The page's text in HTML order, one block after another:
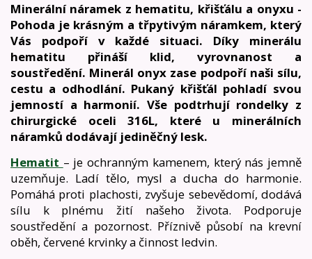
Minerální náramek z hematitu, křišťálu a onyxu -
Pohoda je krásným a třpytivým náramkem, který
Vás podpoří v každé situaci. Díky minerálu
hematitu přináší klid, vyrovnanost a
soustředění. Minerál onyx zase podpoří naši sílu,
cestu a odhodlání. Pukaný křišťál pohladí svou
jemností a harmonií. Vše podtrhují rondelky z
chirurgické oceli 316L, které u minerálních
náramků dodávají jediněčný lesk.
Hematit – je ochranným kamenem, který nás jemně
uzemňuje. Ladí tělo, mysl a ducha do harmonie.
Pomáhá proti plachosti, zvyšuje sebevědomí, dodává
sílu k plnému žití našeho života. Podporuje
soustředění a pozornost. Příznivě působí na krevní
oběh, červené krvinky a činnost ledvin.